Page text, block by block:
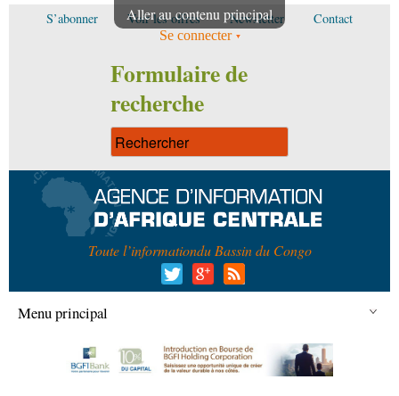
Aller au contenu principal
S’abonner Voir les offres Newsletter Contact
Se connecter
Formulaire de
recherche
Toute l’informationdu Bassin du Congo
Menu principal